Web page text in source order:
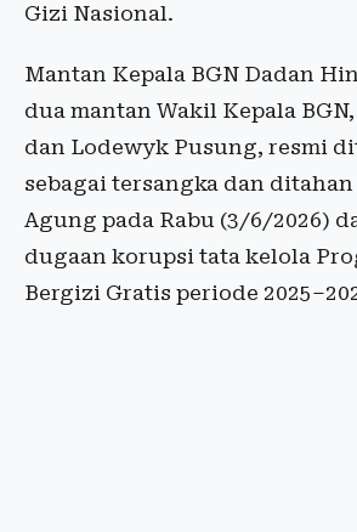
Gizi Nasional.
Mantan Kepala BGN Dadan
dua mantan Wakil Kepala
dan Lodewyk Pusung, resmi
sebagai tersangka dan
Agung pada Rabu (3/6/2026)
dugaan korupsi tata kelola
Bergizi Gratis periode